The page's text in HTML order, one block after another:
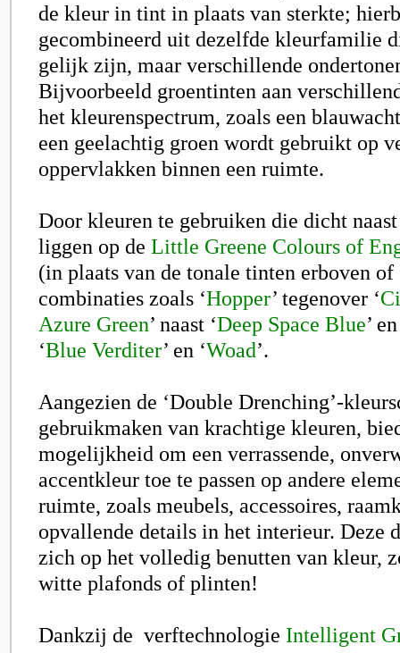
de kleur in tint in plaats van sterkte;
gecombineerd uit dezelfde kleurfamilie
gelijk zijn, maar verschillende
Bijvoorbeeld groentinten aan
het kleurenspectrum, zoals een
een geelachtig groen wordt gebruikt op
oppervlakken binnen een ruimte.
Door kleuren te gebruiken die dicht
liggen op de Little Greene Colours of
(in plaats van de tonale tinten erboven
combinaties zoals ‘Hopper’ tegenover ‘
Azure Green’ naast ‘Deep Space Blue’
‘Blue Verditer’ en ‘Woad’.
Aangezien de ‘Double Drenching’-
gebruikmaken van krachtige kleuren,
mogelijkheid om een verrassende,
accentkleur toe te passen op andere
ruimte, zoals meubels, accessoires,
opvallende details in het interieur. Deze
zich op het volledig benutten van kleur,
witte plafonds of plinten!
Dankzij de verftechnologie Intelligent